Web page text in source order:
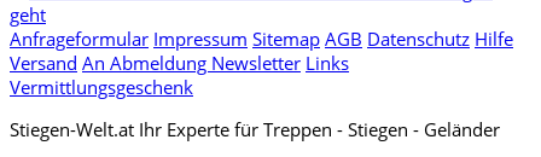
Anfrageformular Impressum Sitemap AGB Datenschutz Hilfe
Versand An Abmeldung Newsletter Links
Vermittlungsgeschenk
Stiegen-Welt.at Ihr Experte für Treppen - Stiegen - Geländer